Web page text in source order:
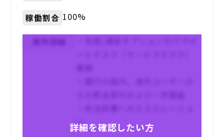
稼働割合 100%
案件詳細
ン
詳細を確認したい方